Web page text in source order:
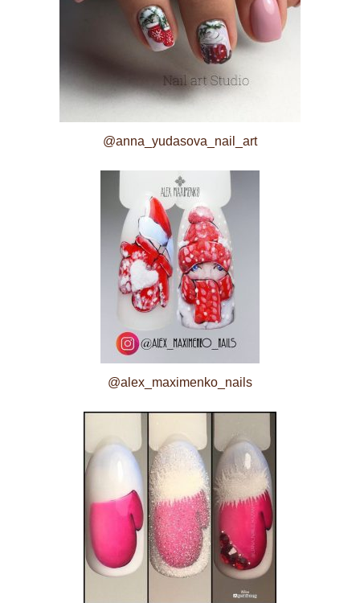
@anna_yudasova_nail_art
@alex_maximenko_nails